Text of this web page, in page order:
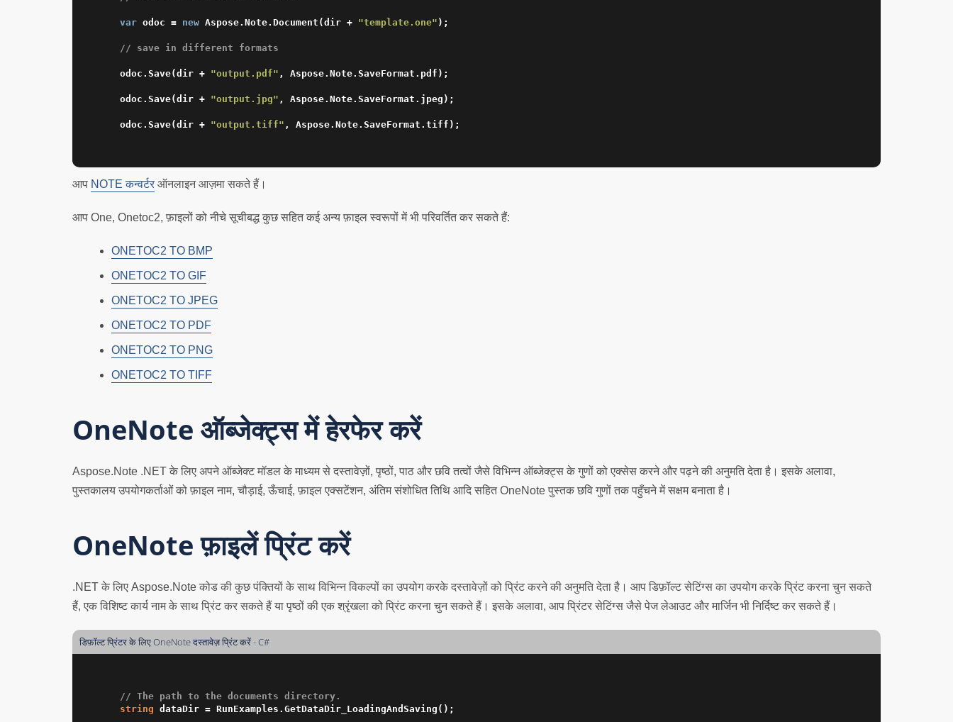
var odoc = new Aspose.Note.Document(dir + "template.one" );
// save in different formats
    odoc.Save(dir +
"output.pdf" , Aspose.Note.SaveFormat.pdf);
    odoc.Save(dir +
"output.jpg" , Aspose.Note.SaveFormat.jpeg);
    odoc.Save(dir +
"output.tiff" , Aspose.Note.SaveFormat.tiff);
आप NOTE कन्वर्टर ऑनलाइन आज़मा सकते हैं।
आप One, Onetoc2, फ़ाइलों को नीचे सूचीबद्ध कुछ सहित कई अन्य फ़ाइल स्वरूपों में भी परिवर्तित कर सकते हैं:
ONETOC2 TO BMP
ONETOC2 TO GIF
ONETOC2 TO JPEG
ONETOC2 TO PDF
ONETOC2 TO PNG
ONETOC2 TO TIFF
OneNote ऑब्जेक्ट्स में हेरफेर करें
Aspose.Note .NET के लिए अपने ऑब्जेक्ट मॉडल के माध्यम से दस्तावेज़ों, पृष्ठों, पाठ और छवि तत्वों जैसे विभिन्न ऑब्जेक्ट्स के गुणों को एक्सेस करने और पढ़ने की अनुमति देता है। इसके अलावा,
पुस्तकालय उपयोगकर्ताओं को फ़ाइल नाम, चौड़ाई, ऊँचाई, फ़ाइल एक्सटेंशन, अंतिम संशोधित तिथि आदि सहित OneNote पुस्तक छवि गुणों तक पहुँचने में सक्षम बनाता है।
OneNote फ़ाइलें प्रिंट करें
.NET के लिए Aspose.Note कोड की कुछ पंक्तियों के साथ विभिन्न विकल्पों का उपयोग करके दस्तावेज़ों को प्रिंट करने की अनुमति देता है। आप डिफ़ॉल्ट सेटिंग्स का उपयोग करके प्रिंट करना चुन सकते
हैं, एक विशिष्ट कार्य नाम के साथ प्रिंट कर सकते हैं या पृष्ठों की एक श्रृंखला को प्रिंट करना चुन सकते हैं। इसके अलावा, आप प्रिंटर सेटिंग्स जैसे पेज लेआउट और मार्जिन भी निर्दिष्ट कर सकते हैं।
डिफ़ॉल्ट प्रिंटर के लिए OneNote दस्तावेज़ प्रिंट करें - C#
// The path to the documents directory.
string dataDir = RunExamples.GetDataDir_LoadingAndSaving();